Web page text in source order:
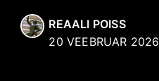
REAALI POISS
20 VEEBRUAR 2026